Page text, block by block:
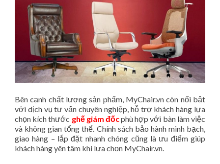
Bên cạnh chất lượng sản phẩm, MyChair.vn còn nổi bật
với dịch vụ tư vấn chuyên nghiệp, hỗ trợ khách hàng lựa
chọn kích thước ghế giám đốcphù hợp với bàn làm việc
và không gian tổng thể. Chính sách bảo hành minh bạch,
giao hàng – lắp đặt nhanh chóng cũng là ưu điểm giúp
khách hàng yên tâm khi lựa chọn MyChair.vn.